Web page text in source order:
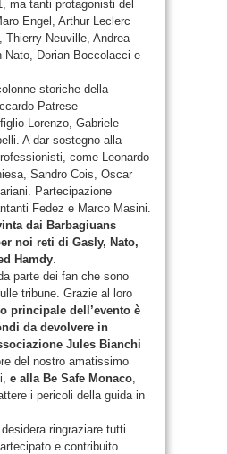
ma tanti protagonisti del
Engel, Arthur Leclerc
Thierry Neuville, Andrea
Nato, Dorian Boccolacci e
storiche della
Patrese
Lorenzo, Gabriele
A dar sostegno alla
come Leonardo
Sandro Cois, Oscar
Partecipazione
Fedez e Marco Masini.
dai Barbagiuans
noi reti di Gasly, Nato,
Hamdy.
parte dei fan che sono
tribune. Grazie al loro
principale dell’evento è
da devolvere in
Jules Bianchi
del nostro amatissimo
e alla Be Safe Monaco,
i pericoli della guida in
ringraziare tutti
e contribuito